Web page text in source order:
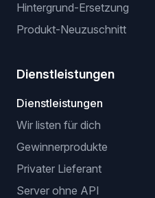
Hintergrund-Ersetzung
Produkt-Neuzuschnitt
Dienstleistungen
Dienstleistungen
Wir listen für dich
Gewinnerprodukte
Privater Lieferant
Server ohne API